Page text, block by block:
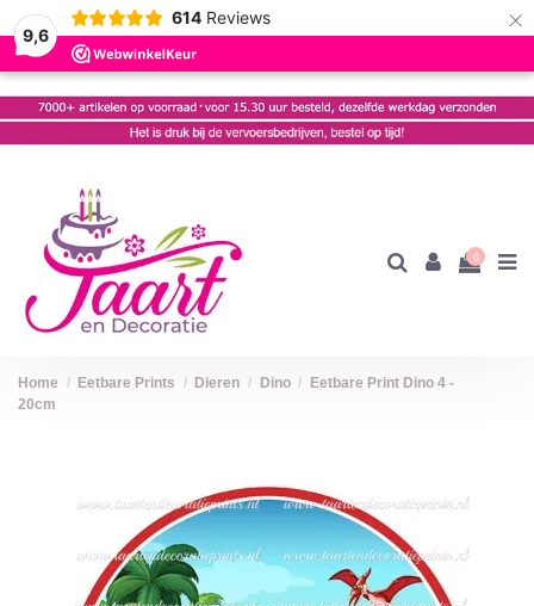
9,6
614 Reviews ×
0
Home Eetbare Prints Dieren Dino
Eetbare Print Dino 4 -
20cm